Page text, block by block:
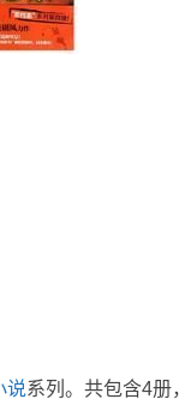
说系列。共包含4册